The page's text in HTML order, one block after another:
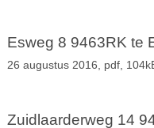
Esweg 8 9463RK te
26 augustus 2016, pdf,
Zuidlaarderweg 14